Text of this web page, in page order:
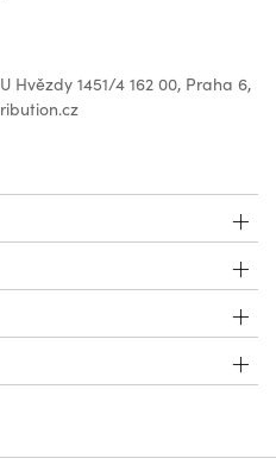
Hvězdy 1451/4 162 00, Praha 6,